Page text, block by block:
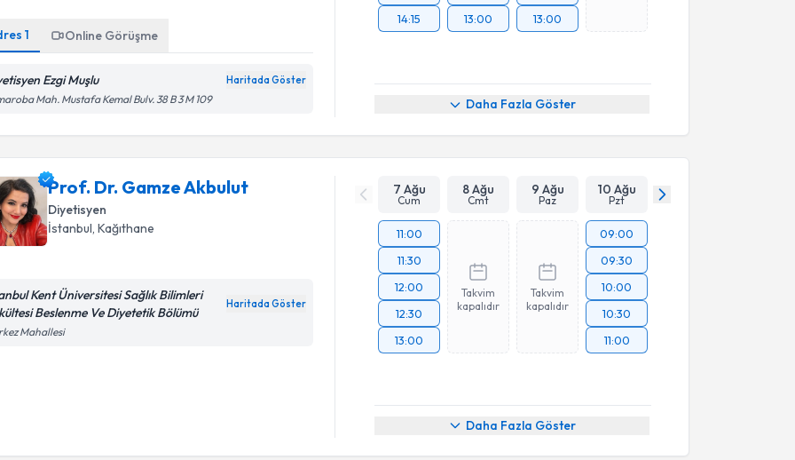
1 Online Görüşme
Ezgi Muşlu Haritada Göster
Mah. Mustafa Kemal Bulv. 38 B 3 M 109
14:15
13:00
13:00
Daha Fazla Göster
Prof. Dr. Gamze Akbulut
Diyetisyen
İstanbul , Kağıthane
Kent Üniversitesi Sağlık Bilimleri
Beslenme Ve Diyetetik Bölümü
Haritada Göster
Mahallesi
7 Ağu
Cum
8 Ağu
Cmt
9 Ağu
Paz
10 Ağu
Pzt
11:00
11:30
12:00
12:30
13:00
Takvim
kapalıdır
Takvim
kapalıdır
09:00
09:30
10:00
10:30
11:00
Daha Fazla Göster